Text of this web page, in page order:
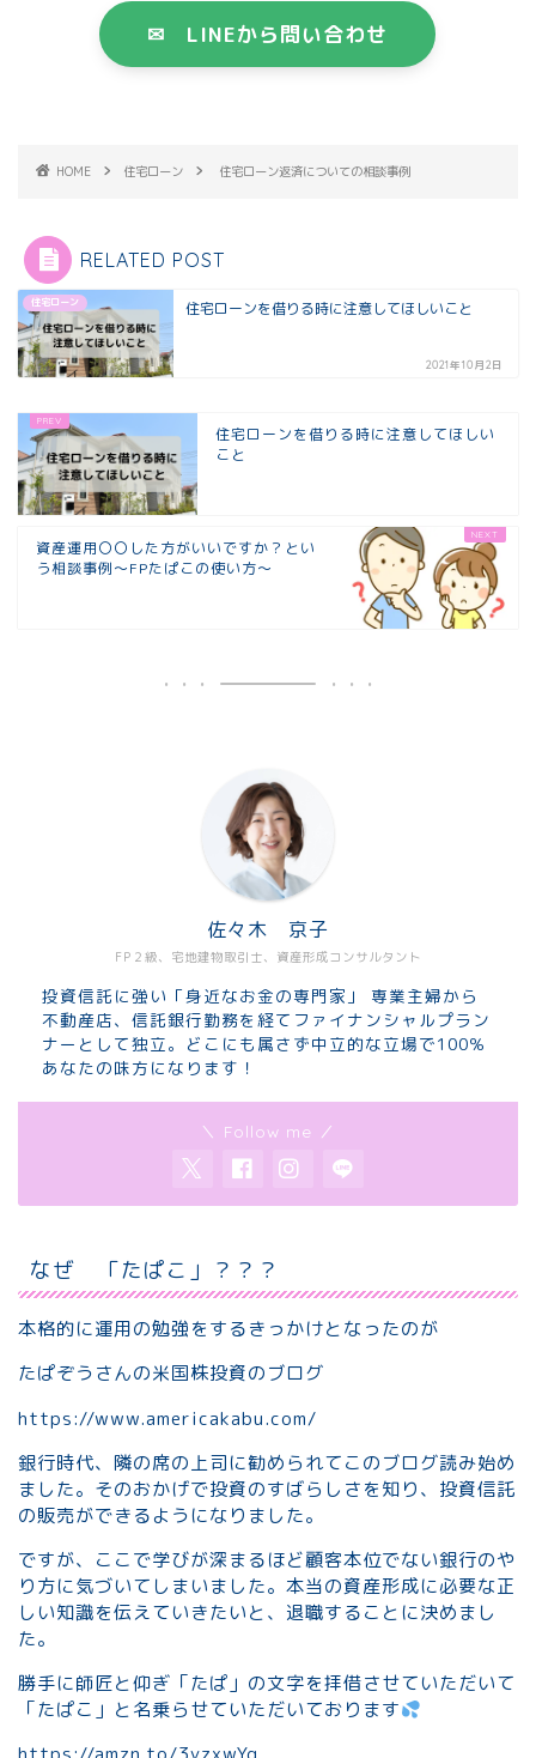
✉ LINEから問い合わせ
HOME 住宅ローン 住宅ローン返済についての相談事例
RELATED POST
住宅ローン 住宅ローンを借りる時に注意してほしいこと
2021年10月2日
住宅ローンを借りる時に注意してほしい
こと
資産運用〇〇した方がいいですか？とい
う相談事例～FPたぱこの使い方～
FP２級、宅地建物取引士、資産形成コンサルタント
佐々木 京子
投資信託に強い「身近なお金の専門家」 専業主婦から
不動産店、信託銀行勤務を経てファイナンシャルプラン
ナーとして独立。どこにも属さず中立的な立場で100％
あなたの味方になります！
＼ Follow me ／
なぜ 「たぱこ」？？？
本格的に運用の勉強をするきっかけとなったのが
たぱぞうさんの米国株投資のブログ
https://www.americakabu.com/
銀行時代、隣の席の上司に勧められてこのブログ読み始め
ました。そのおかげで投資のすばらしさを知り、投資信託
の販売ができるようになりました。
ですが、ここで学びが深まるほど顧客本位でない銀行のや
り方に気づいてしまいました。本当の資産形成に必要な正
しい知識を伝えていきたいと、退職することに決めまし
た。
勝手に師匠と仰ぎ「たぱ」の文字を拝借させていただいて
「たぱこ」と名乗らせていただいております